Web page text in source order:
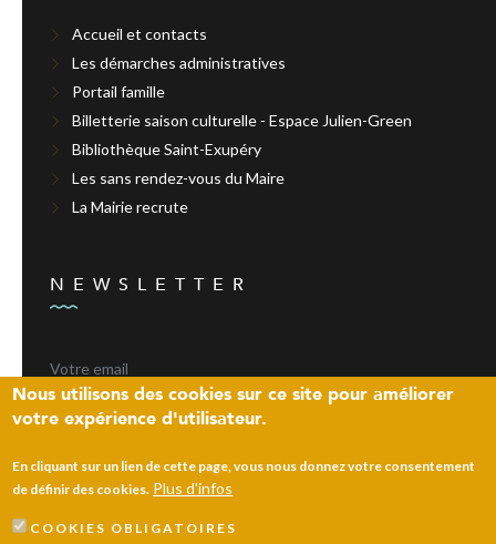
Accueil et contacts
Les démarches administratives
Portail famille
Billetterie saison culturelle - Espace Julien-Green
Bibliothèque Saint-Exupéry
Les sans rendez-vous du Maire
La Mairie recrute
NEWSLETTER
ENVOYER
Nous utilisons des cookies sur ce site pour améliorer
votre expérience d'utilisateur.
En cliquant sur un lien de cette page, vous nous donnez votre consentement
de définir des cookies. Plus d'infos
COOKIES OBLIGATOIRES